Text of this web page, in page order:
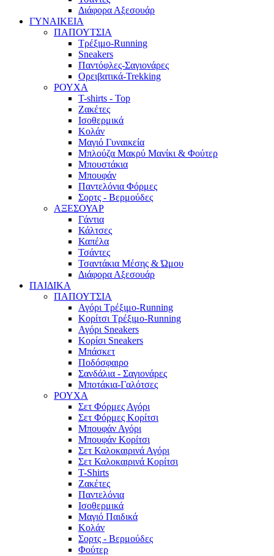
Διάφορα Αξεσουάρ
ΓΥΝΑΙΚΕΙΑ
ΠΑΠΟΥΤΣΙΑ
Τρέξιμο-Running
Sneakers
Παντόφλες-Σαγιονάρες
Ορειβατικά-Trekking
ΡΟΥΧΑ
T-shirts - Top
Ζακέτες
Ισοθερμικά
Κολάν
Μαγιό Γυναικεία
Μπλούζα Μακρύ Μανίκι & Φούτερ
Μπουστάκια
Μπουφάν
Παντελόνια Φόρμες
Σορτς - Βερμούδες
ΑΞΕΣΟΥΑΡ
Γάντια
Κάλτσες
Καπέλα
Τσάντες
Τσαντάκια Μέσης & Ώμου
Διάφορα Αξεσουάρ
ΠΑΙΔΙΚΑ
ΠΑΠΟΥΤΣΙΑ
Αγόρι Τρέξιμο-Running
Κορίτσι Τρέξιμο-Running
Αγόρι Sneakers
Κορίσι Sneakers
Μπάσκετ
Ποδόσφαιρο
Σανδάλια - Σαγιονάρες
Μποτάκια-Γαλότσες
ΡΟΥΧΑ
Σετ Φόρμες Αγόρι
Σετ Φόρμες Κορίτσι
Μπουφάν Αγόρι
Μπουφάν Κορίτσι
Σετ Καλοκαιρινά Αγόρι
Σετ Καλοκαιρινά Κορίτσι
T-Shirts
Ζακέτες
Παντελόνια
Ισοθερμικά
Μαγιό Παιδικά
Κολάν
Σορτς - Βερμούδες
Φούτερ